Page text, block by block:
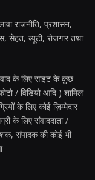
राजनीति, प्रशासन,
ब्यूटी, रोजगार तथा
के लिए साइट के कुछ
/ विडियो आदि ) शामिल
के लिए कोई ज़िम्मेदार
के लिए संवाददाता /
संपादक की कोई भी